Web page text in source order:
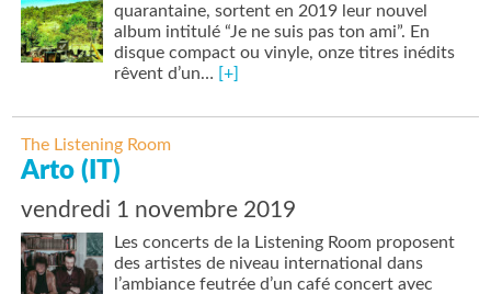
quarantaine, sortent en 2019 leur nouvel
album intitulé “Je ne suis pas ton ami”. En
disque compact ou vinyle, onze titres inédits
rêvent d’un… [+]
The Listening Room
Arto (IT)
vendredi 1 novembre 2019
Les concerts de la Listening Room proposent
des artistes de niveau international dans
l’ambiance feutrée d’un café concert avec